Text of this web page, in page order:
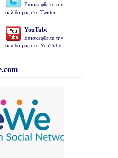
Επισκεφθείτε την
σελίδα μας στο Twitter
YouTube
Επισκεφθείτε την
σελίδα μας στο YouTube